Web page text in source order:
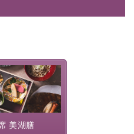
変わる諏訪湖を眺めなが
ります。
】----------
可能な上、 安心安全にご
生・消毒プログラムの基、
美湖膳
の地で特別を
理長・神原 裕
創作和会席で
湖の幸...